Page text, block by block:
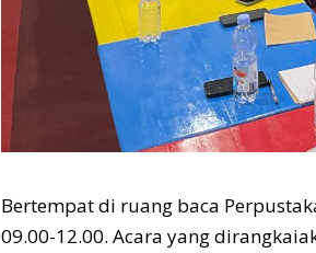
Bertempat di ruang baca
09.00-12.00. Acara yang